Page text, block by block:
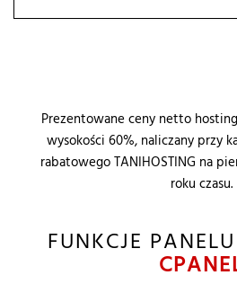
Prezentowane ceny netto
wysokości 60%, naliczany przy
rabatowego TANIHOSTING na
roku czasu.
FUNKCJE